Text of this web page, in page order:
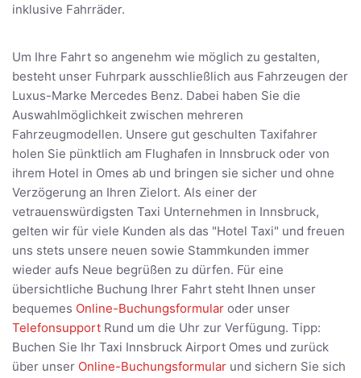
inklusive Fahrräder.
Um Ihre Fahrt so angenehm wie möglich zu gestalten,
besteht unser Fuhrpark ausschließlich aus Fahrzeugen der
Luxus-Marke Mercedes Benz. Dabei haben Sie die
Auswahlmöglichkeit zwischen mehreren
Fahrzeugmodellen. Unsere gut geschulten Taxifahrer
holen Sie pünktlich am Flughafen in Innsbruck oder von
ihrem Hotel in Omes ab und bringen sie sicher und ohne
Verzögerung an Ihren Zielort. Als einer der
vetrauenswürdigsten Taxi Unternehmen in Innsbruck,
gelten wir für viele Kunden als das "Hotel Taxi" und freuen
uns stets unsere neuen sowie Stammkunden immer
wieder aufs Neue begrüßen zu dürfen. Für eine
übersichtliche Buchung Ihrer Fahrt steht Ihnen unser
bequemes Online-Buchungsformular oder unser
Telefonsupport Rund um die Uhr zur Verfügung. Tipp:
Buchen Sie Ihr Taxi Innsbruck Airport Omes und zurück
über unser Online-Buchungsformular und sichern Sie sich